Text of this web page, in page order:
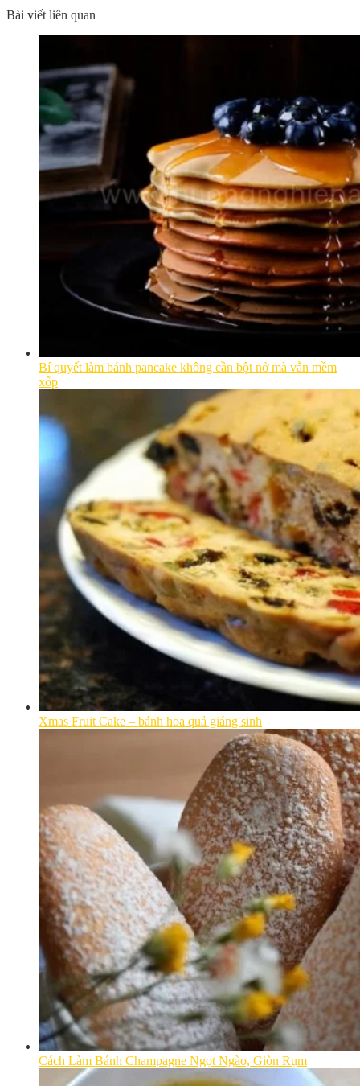
Bài viết liên quan
Bí quyết làm bánh pancake không cần bột nở mà vẫn mềm
xốp
Xmas Fruit Cake – bánh hoa quả giáng sinh
Cách Làm Bánh Champagne Ngọt Ngào, Giòn Rụm